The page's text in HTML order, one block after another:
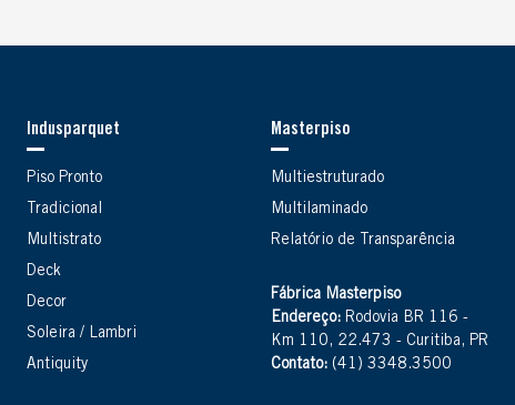
Indusparquet
Piso Pronto
Tradicional
Multistrato
Deck
Decor
Soleira / Lambri
Antiquity
Masterpiso
Multiestruturado
Multilaminado
Relatório de Transparência
Fábrica Masterpiso
Endereço: Rodovia BR 116 -
Km 110, 22.473 - Curitiba, PR
Contato: (41) 3348.3500